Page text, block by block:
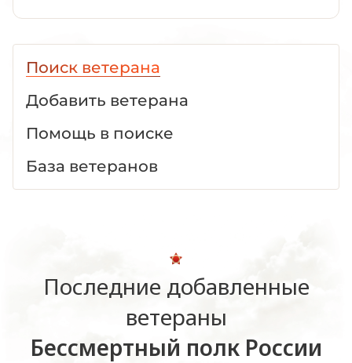
Поиск ветерана
Добавить ветерана
Помощь в поиске
База ветеранов
Последние добавленные
ветераны
Бессмертный полк России